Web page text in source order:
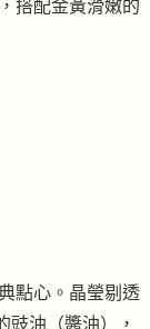
搭配金黃滑嫩的
點心。晶瑩剔透
豉油（醬油），